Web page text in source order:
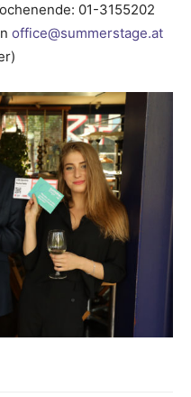
01-3155202
office@summerstage.at